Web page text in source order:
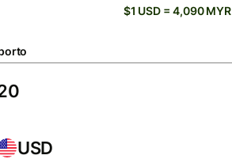
$1 USD = 4,090 MYR
USD